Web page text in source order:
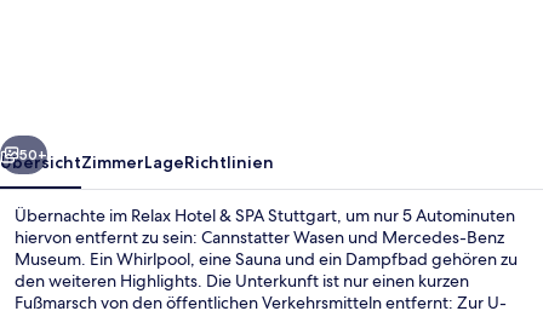
Weiter
50+
ÜbersichtZimmerLageRichtlinien
Übernachte im Relax Hotel & SPA Stuttgart, um nur 5 Autominuten
hiervon entfernt zu sein: Cannstatter Wasen und Mercedes-Benz
Museum. Ein Whirlpool, eine Sauna und ein Dampfbad gehören zu
den weiteren Highlights. Die Unterkunft ist nur einen kurzen
Fußmarsch von den öffentlichen Verkehrsmitteln entfernt: Zur U-